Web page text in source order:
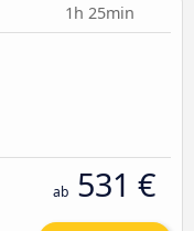
1h 25min
ab 531 €